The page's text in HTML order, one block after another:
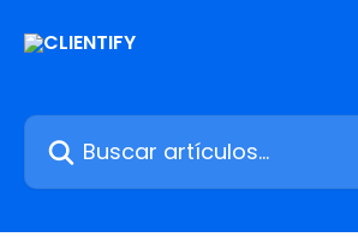
Buscar artículos...